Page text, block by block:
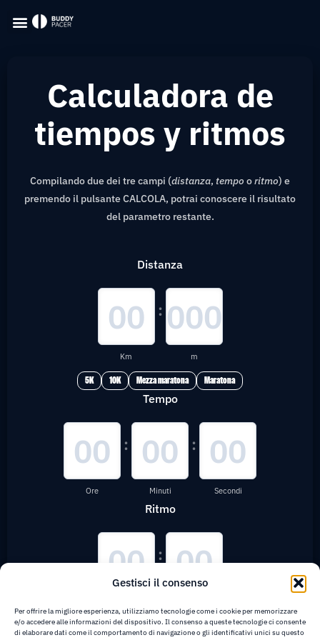
Gestisci il consenso
Per offrire la migliore esperienza, utilizziamo tecnologie come i cookie per memorizzare
e/o accedere alle informazioni del dispositivo. Il consenso a queste tecnologie ci consente
di elaborare dati come il comportamento di navigazione o gli identificativi unici su questo
Calculadora de
tiempos y ritmos
Compilando due dei tre campi (distanza, tempo oritmo) e
premendo il pulsante CALCOLA, potrai conoscere il risultato
del parametro restante.
Distanza
Km
:
m
5K 10K Mezza maratona Maratona
Tempo
Ore
:
Minuti
:
Secondi
Ritmo
: